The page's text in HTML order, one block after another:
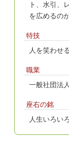
ト、水引、
を広めるの
特技
人を笑わせ
職業
一般社団法
座右の銘
人生いろい